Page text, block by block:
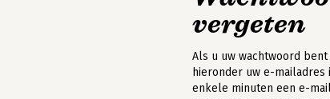
vergeten
Als u uw wachtwoord
hieronder uw e-mailadres
enkele minuten een e-